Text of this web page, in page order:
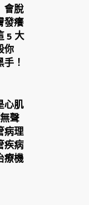
會脫
發癢
5 大
你
！
心肌
聲
病理
疾病
療機